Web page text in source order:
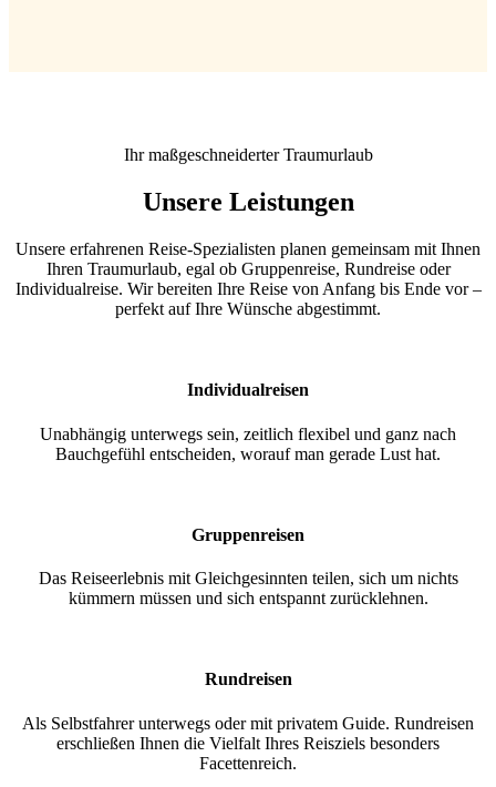
Ihr maßgeschneiderter Traumurlaub
Unsere Leistungen
Unsere erfahrenen Reise-Spezialisten planen gemeinsam mit Ihnen
Ihren Traumurlaub, egal ob Gruppenreise, Rundreise oder
Individualreise. Wir bereiten Ihre Reise von Anfang bis Ende vor –
perfekt auf Ihre Wünsche abgestimmt.
Individualreisen
Unabhängig unterwegs sein, zeitlich flexibel und ganz nach
Bauchgefühl entscheiden, worauf man gerade Lust hat.
Gruppenreisen
Das Reiseerlebnis mit Gleichgesinnten teilen, sich um nichts
kümmern müssen und sich entspannt zurücklehnen.
Rundreisen
Als Selbstfahrer unterwegs oder mit privatem Guide. Rundreisen
erschließen Ihnen die Vielfalt Ihres Reisziels besonders
Facettenreich.